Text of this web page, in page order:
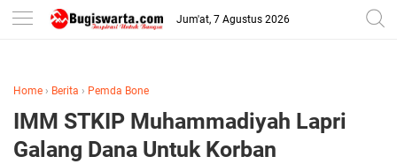
-->
Jum'at, 7 Agustus 2026
Home › Berita › Pemda Bone
IMM STKIP Muhammadiyah Lapri
Galang Dana Untuk Korban